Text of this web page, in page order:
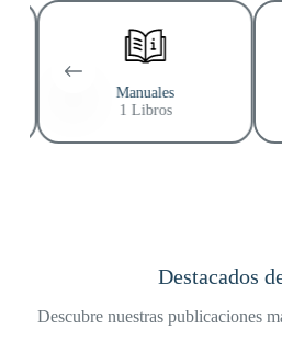
Manuales
1 Libros
Destacados
Descubre nuestras publicaciones